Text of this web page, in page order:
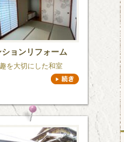
ションリフォーム
を大切にした和室